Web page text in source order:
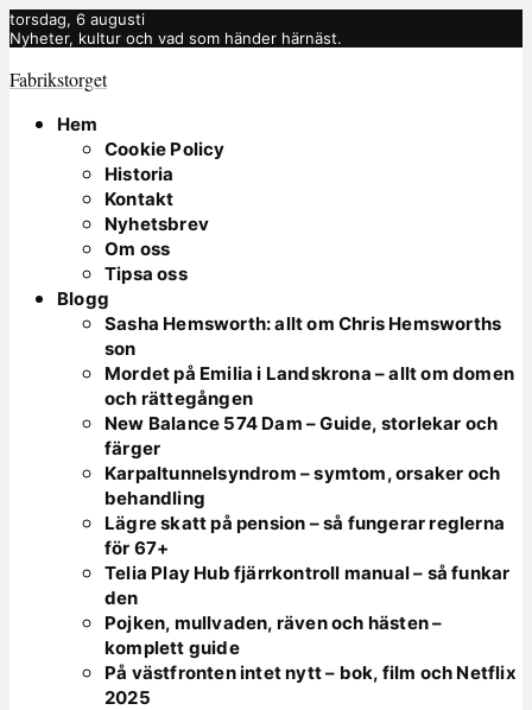
torsdag, 6 augusti
Nyheter, kultur och vad som händer härnäst.
Fabrikstorget
Hem
Cookie Policy
Historia
Kontakt
Nyhetsbrev
Om oss
Tipsa oss
Blogg
Sasha Hemsworth: allt om Chris Hemsworths
son
Mordet på Emilia i Landskrona – allt om domen
och rättegången
New Balance 574 Dam – Guide, storlekar och
färger
Karpaltunnelsyndrom – symtom, orsaker och
behandling
Lägre skatt på pension – så fungerar reglerna
för 67+
Telia Play Hub fjärrkontroll manual – så funkar
den
Pojken, mullvaden, räven och hästen –
komplett guide
På västfronten intet nytt – bok, film och Netflix
2025